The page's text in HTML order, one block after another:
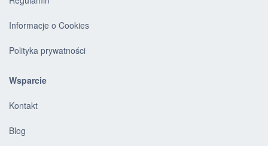
Informacje o Cookies
Polityka prywatności
Wsparcie
Kontakt
Blog